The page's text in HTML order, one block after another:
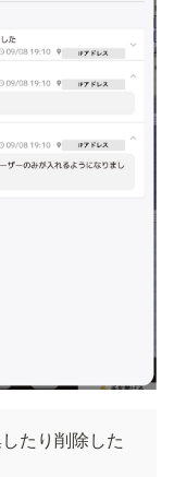
たり削除した